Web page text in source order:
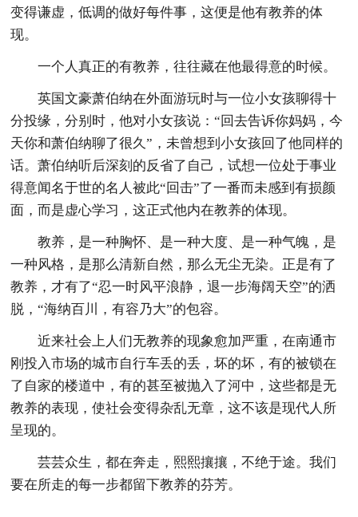
变得谦虚，低调的做好每件事，这便是他有教养的体
现。
一个人真正的有教养，往往藏在他最得意的时候。
英国文豪萧伯纳在外面游玩时与一位小女孩聊得十
分投缘，分别时，他对小女孩说：“回去告诉你妈妈，今
天你和萧伯纳聊了很久”，未曾想到小女孩回了他同样的
话。萧伯纳听后深刻的反省了自己，试想一位处于事业
得意闻名于世的名人被此“回击”了一番而未感到有损颜
面，而是虚心学习，这正式他内在教养的体现。
教养，是一种胸怀、是一种大度、是一种气魄，是
一种风格，是那么清新自然，那么无尘无染。正是有了
教养，才有了“忍一时风平浪静，退一步海阔天空”的洒
脱，“海纳百川，有容乃大”的包容。
近来社会上人们无教养的现象愈加严重，在南通市
刚投入市场的城市自行车丢的丢，坏的坏，有的被锁在
了自家的楼道中，有的甚至被抛入了河中，这些都是无
教养的表现，使社会变得杂乱无章，这不该是现代人所
呈现的。
芸芸众生，都在奔走，熙熙攘攘，不绝于途。我们
要在所走的每一步都留下教养的芬芳。